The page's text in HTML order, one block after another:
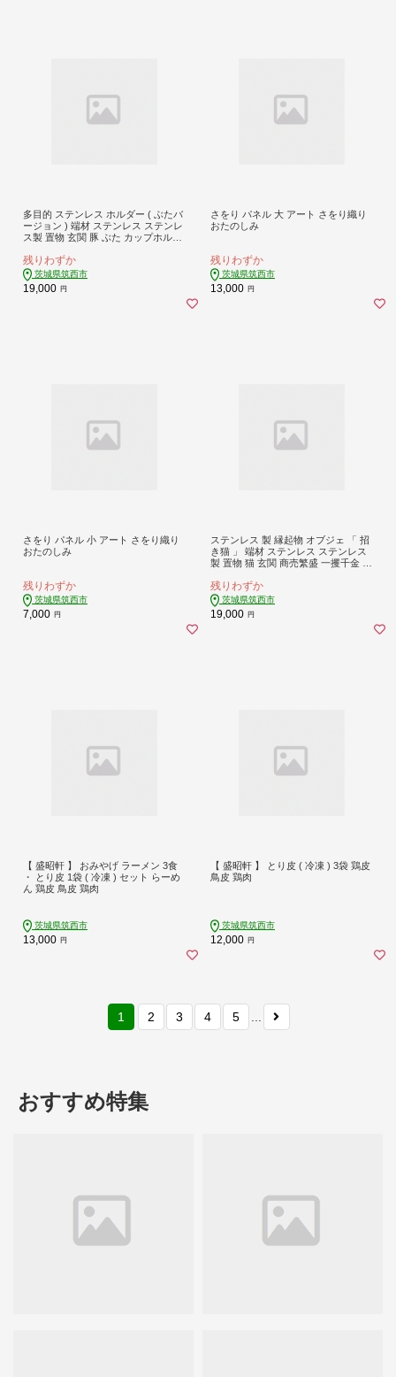
多目的 ステンレス ホルダー ( ぶたバ
ージョン ) 端材 ステンレス ステンレ
ス製 置物 玄関 豚 ぶた カップホルダ
職人
残りわずか
茨城県筑西市
19,000 円
さをり パネル 大 アート さをり織り
おたのしみ
残りわずか
茨城県筑西市
13,000 円
さをり パネル 小 アート さをり織り
おたのしみ
残りわずか
茨城県筑西市
7,000 円
ステンレス 製 縁起物 オブジェ 「 招
き猫 」 端材 ステンレス ステンレス
製 置物 猫 玄関 商売繁盛 一攫千金 一
残りわずか
茨城県筑西市
19,000 円
【 盛昭軒 】 おみやげ ラーメン 3食
・ とり皮 1袋 ( 冷凍 ) セット らーめ
ん 鶏皮 鳥皮 鶏肉
茨城県筑西市
13,000 円
【 盛昭軒 】 とり皮 ( 冷凍 ) 3袋 鶏皮
鳥皮 鶏肉
茨城県筑西市
12,000 円
1 2 3 4 5
おすすめ特集